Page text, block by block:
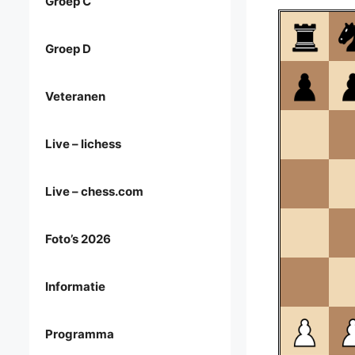
Groep D
Veteranen
Live – lichess
Live – chess.com
Foto’s 2026
Informatie
Programma